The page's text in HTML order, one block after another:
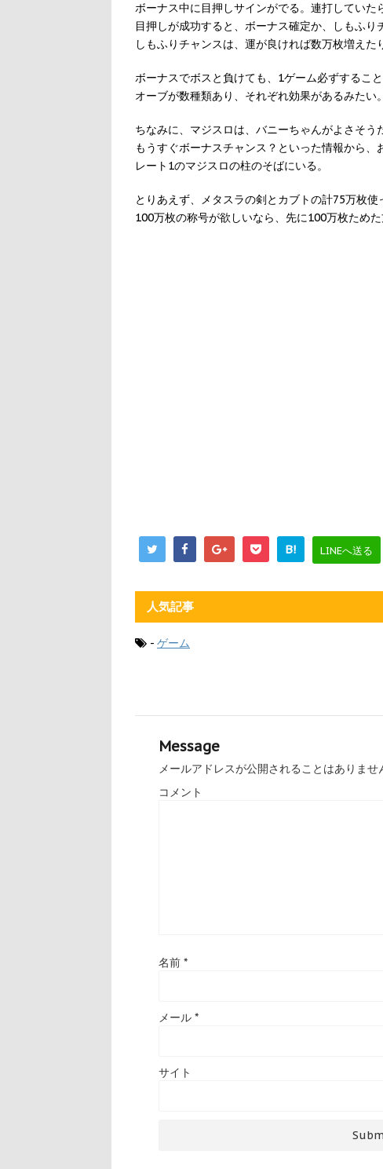
ボーナス中に目押しサインがでる。連打していた
目押しが成功すると、ボーナス確定か、しもふり
しもふりチャンスは、運が良ければ数万枚増えた
ボーナスでボスと負けても、1ゲーム必ずするこ
オーブが数種類あり、それぞれ効果があるみたい
ちなみに、マジスロは、バニーちゃんがよさそう
もうすぐボーナスチャンス？といった情報から、
レート1のマジスロの柱のそばにいる。
とりあえず、メタスラの剣とカブトの計75万枚使
100万枚の称号が欲しいなら、先に100万枚ためた
B! LINEへ送る
人気記事
- ゲーム
Message
メールアドレスが公開されることはありませ
コメント
名前 *
メール *
サイト